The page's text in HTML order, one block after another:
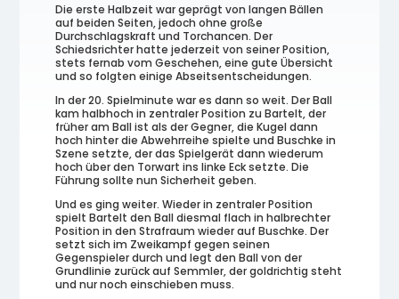
Die erste Halbzeit war geprägt von langen Bällen
auf beiden Seiten, jedoch ohne große
Durchschlagskraft und Torchancen. Der
Schiedsrichter hatte jederzeit von seiner Position,
stets fernab vom Geschehen, eine gute Übersicht
und so folgten einige Abseitsentscheidungen.
In der 20. Spielminute war es dann so weit. Der Ball
kam halbhoch in zentraler Position zu Bartelt, der
früher am Ball ist als der Gegner, die Kugel dann
hoch hinter die Abwehrreihe spielte und Buschke in
Szene setzte, der das Spielgerät dann wiederum
hoch über den Torwart ins linke Eck setzte. Die
Führung sollte nun Sicherheit geben.
Und es ging weiter. Wieder in zentraler Position
spielt Bartelt den Ball diesmal flach in halbrechter
Position in den Strafraum wieder auf Buschke. Der
setzt sich im Zweikampf gegen seinen
Gegenspieler durch und legt den Ball von der
Grundlinie zurück auf Semmler, der goldrichtig steht
und nur noch einschieben muss.